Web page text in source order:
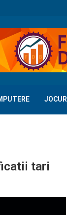
JOCURI
tari